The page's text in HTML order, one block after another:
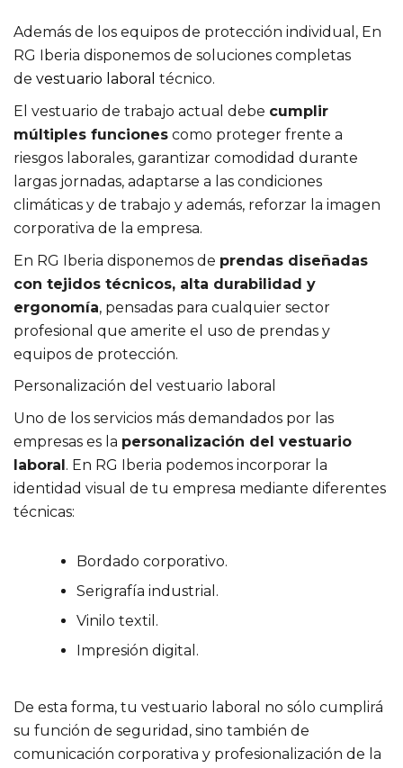
Además de los equipos de protección individual, En
RG Iberia disponemos de soluciones completas
de vestuario laboral técnico.
El vestuario de trabajo actual debe cumplir
múltiples funciones como proteger frente a
riesgos laborales, garantizar comodidad durante
largas jornadas, adaptarse a las condiciones
climáticas y de trabajo y además, reforzar la imagen
corporativa de la empresa.
En RG Iberia disponemos de prendas diseñadas
con tejidos técnicos, alta durabilidad y
ergonomía, pensadas para cualquier sector
profesional que amerite el uso de prendas y
equipos de protección.
Personalización del vestuario laboral
Uno de los servicios más demandados por las
empresas es la personalización del vestuario
laboral. En RG Iberia podemos incorporar la
identidad visual de tu empresa mediante diferentes
técnicas:
Bordado corporativo.
Serigrafía industrial.
Vinilo textil.
Impresión digital.
De esta forma, tu vestuario laboral no sólo cumplirá
su función de seguridad, sino también de
comunicación corporativa y profesionalización de la